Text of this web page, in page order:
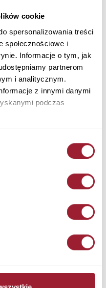
cookie
spersonalizowania treści
społecznościowe i
Informacje o tym, jak
partnerom
i analitycznym.
z innymi danymi
podczas
kapturem 25535-262 LIGHT